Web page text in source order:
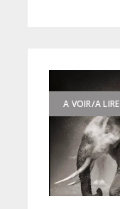
A VOIR/A LIRE